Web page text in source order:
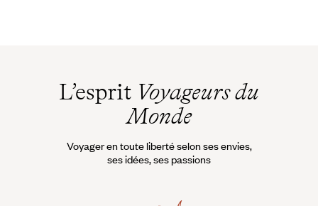
L’esprit Voyageurs du
Monde
Voyager en toute liberté selon ses envies,
ses idées, ses passions